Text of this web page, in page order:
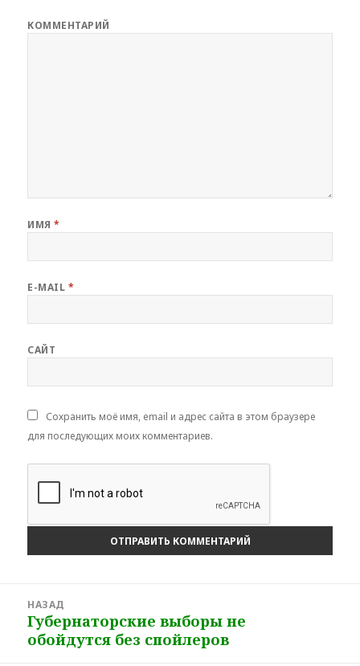
КОММЕНТАРИЙ
ИМЯ*
E-MAIL *
САЙТ
Сохранить моё имя, email и адрес сайта в этом браузере
для последующих моих комментариев.
записям
НАЗАД
Предыдущая
запись:
Губернаторские выборы не
обойдутся без спойлеров